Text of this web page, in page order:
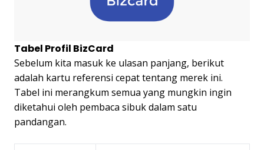
Tabel Profil BizCard
Sebelum kita masuk ke ulasan panjang, berikut
adalah kartu referensi cepat tentang merek ini.
Tabel ini merangkum semua yang mungkin ingin
diketahui oleh pembaca sibuk dalam satu
pandangan.